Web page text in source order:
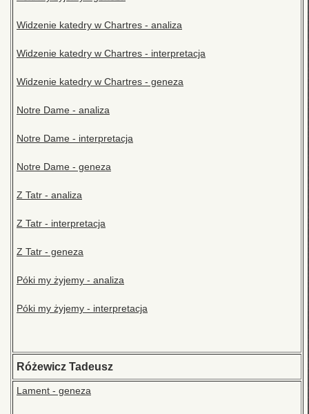
Widzenie katedry w Chartres - analiza
Widzenie katedry w Chartres - interpretacja
Widzenie katedry w Chartres - geneza
Notre Dame - analiza
Notre Dame - interpretacja
Notre Dame - geneza
Z Tatr - analiza
Z Tatr - interpretacja
Z Tatr - geneza
Póki my żyjemy - analiza
Póki my żyjemy - interpretacja
Różewicz Tadeusz
Lament - geneza